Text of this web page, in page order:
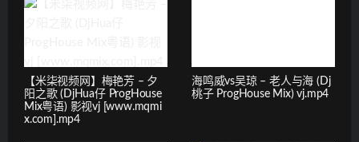
【米柒视频网】梅艳芳 – 夕
阳之歌 (DjHua仔 ProgHouse
Mix粤语) 影视vj [www.mqmi
x.com].mp4
海鸣威vs吴琼 – 老人与海 (Dj
桃子 ProgHouse Mix) vj.mp4